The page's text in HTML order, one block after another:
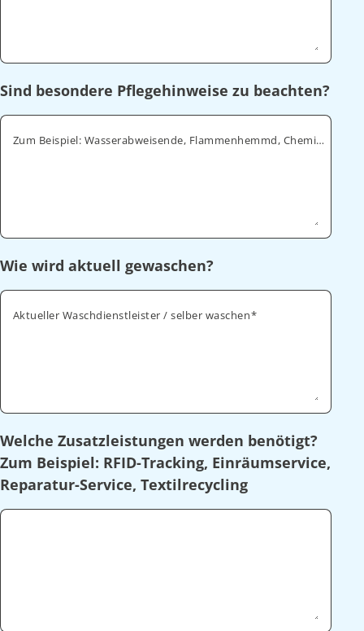
Sind besondere Pflegehinweise zu beachten?
Zum Beispiel: Wasserabweisende, Flammenhemmd, Chemikalienabweisende
Wie wird aktuell gewaschen?
Aktueller Waschdienstleister / selber waschen
Welche Zusatzleistungen werden benötigt?
Zum Beispiel: RFID-Tracking, Einräumservice,
Reparatur-Service, Textilrecycling